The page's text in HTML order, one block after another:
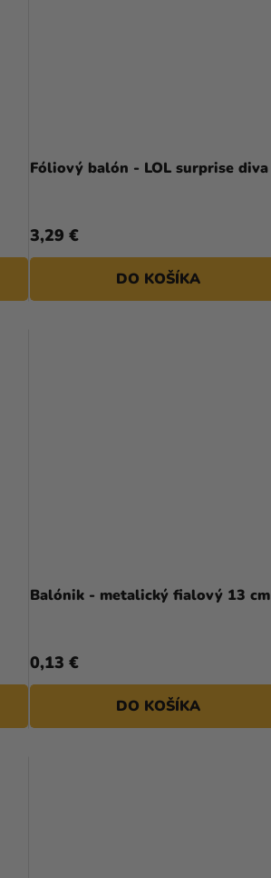
Fóliový balón - LOL surprise diva
3,29 €
DO KOŠÍKA
Balónik - metalický fialový 13 cm
0,13 €
DO KOŠÍKA